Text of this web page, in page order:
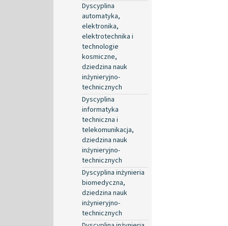
Dyscyplina
automatyka,
elektronika,
elektrotechnika i
technologie
kosmiczne,
dziedzina nauk
inżynieryjno-
technicznych
Dyscyplina
informatyka
techniczna i
telekomunikacja,
dziedzina nauk
inżynieryjno-
technicznych
Dyscyplina inżynieria
biomedyczna,
dziedzina nauk
inżynieryjno-
technicznych